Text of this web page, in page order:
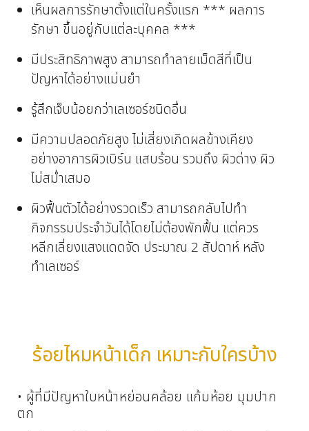
เห็นผลการรักษาตั้งแต่ในครั้งแรก *** ผลการ
รักษา ขึ้นอยู่กับแต่ละบุคคล ***
มีประสิทธิภาพสูง สามารถทำลายเม็ดสีที่เป็น
ปัญหาได้อย่างแม่นยำ
รู้สึกเจ็บน้อยกว่าเลเซอร์ชนิดอื่น
มีความปลอดภัยสูง ไม่เสี่ยงเกิดผลข้างเคียง
อย่างอาการผิวเบิร์น แสบร้อน รวมถึง ผิวด่าง ผิว
ไม่สม่ำเสมอ
ผิวฟื้นตัวได้อย่างรวดเร็ว สามารถกลับไปทำ
กิจกรรมประจำวันได้โดยไม่ต้องพักฟื้น แต่ควร
หลีกเลี่ยงแสงแดดจัด ประมาณ 2 สัปดาห์ หลัง
ทำเลเซอร์
ร้อยไหมหน้าเด็ก เหมาะกับใครบ้าง
• ผู้ที่มีปัญหาใบหน้าหย่อนคล้อย แก้มห้อย มุมปาก
ตก